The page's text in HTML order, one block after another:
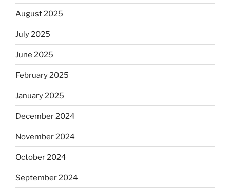
August 2025
July 2025
June 2025
February 2025
January 2025
December 2024
November 2024
October 2024
September 2024